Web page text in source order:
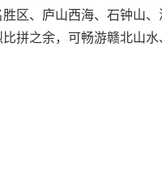
区、庐山西海、石钟山
拼之余，可畅游赣北山